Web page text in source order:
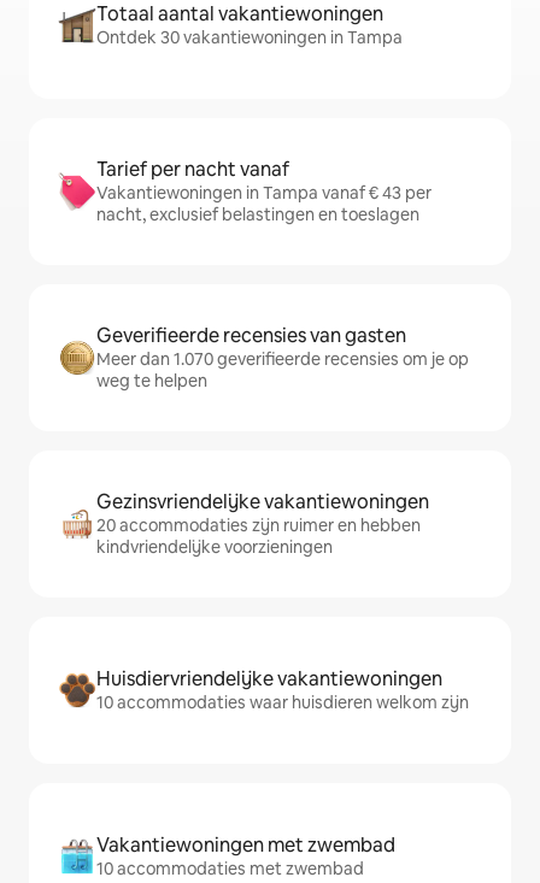
Totaal aantal vakantiewoningen
Ontdek 30 vakantiewoningen in Tampa
Tarief per nacht vanaf
Vakantiewoningen in Tampa vanaf € 43 per
nacht, exclusief belastingen en toeslagen
Geverifieerde recensies van gasten
Meer dan 1.070 geverifieerde recensies om je op
weg te helpen
Gezinsvriendelijke vakantiewoningen
20 accommodaties zijn ruimer en hebben
kindvriendelijke voorzieningen
Huisdiervriendelijke vakantiewoningen
10 accommodaties waar huisdieren welkom zijn
Vakantiewoningen met zwembad
10 accommodaties met zwembad